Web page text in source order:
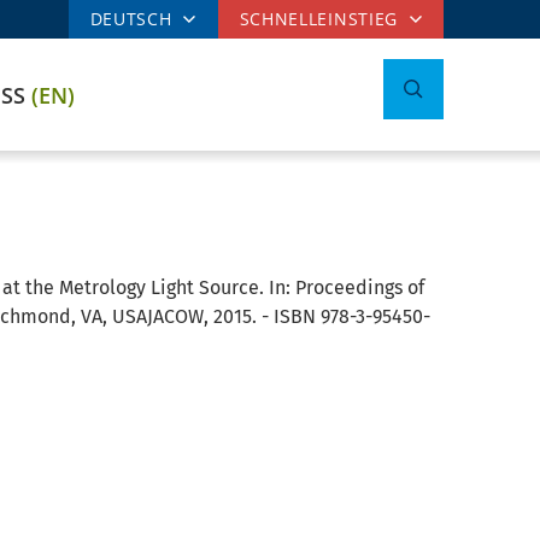
DEUTSCH SCHNELLEINSTIEG
(EN)
the Metrology Light Source. In: Proceedings of
VA, USAJACOW, 2015. - ISBN 978-3-95450-